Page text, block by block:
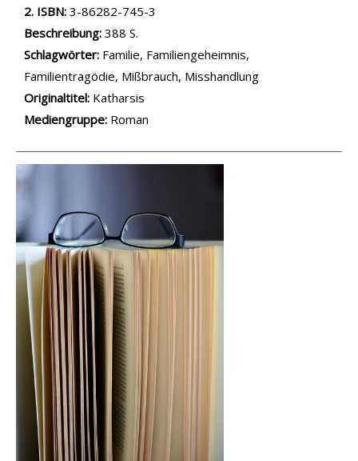
2. ISBN: 3-86282-745-3
Beschreibung: 388 S.
Schlagwörter: Familie, Familiengeheimnis,
Familientragödie, Mißbrauch, Misshandlung
Suche nach dieser Beteiligten Person
Originaltitel: Katharsis
Mediengruppe: Roman